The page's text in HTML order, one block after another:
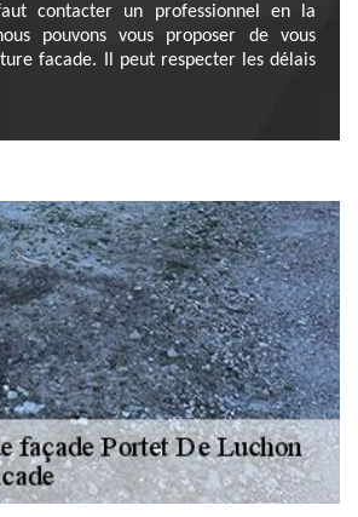
contacter un professionnel en la
pouvons vous proposer de vous
facade. Il peut respecter les délais